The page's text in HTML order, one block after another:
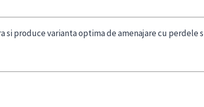
si produce varianta optima de amenajare cu perdele